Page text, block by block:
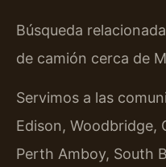
Búsqueda
de camión cerca de
Servimos a las
Edison, Woodbridge,
Perth Amboy, South